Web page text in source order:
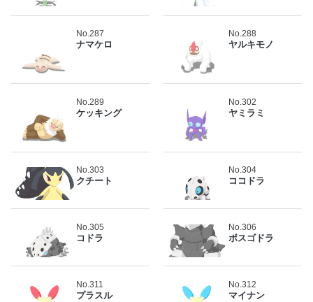
No.287
ナマケロ
No.288
ヤルキモノ
No.289
ケッキング
No.302
ヤミラミ
No.303
クチート
No.304
ココドラ
No.305
コドラ
No.306
ボスゴドラ
No.311
プラスル
No.312
マイナン